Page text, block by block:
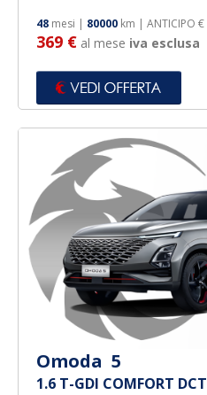
48 mesi | 80000 km | ANTICIPO €
369 € al mese iva esclusa
Omoda 5
1.6 T-GDI COMFORT DCT